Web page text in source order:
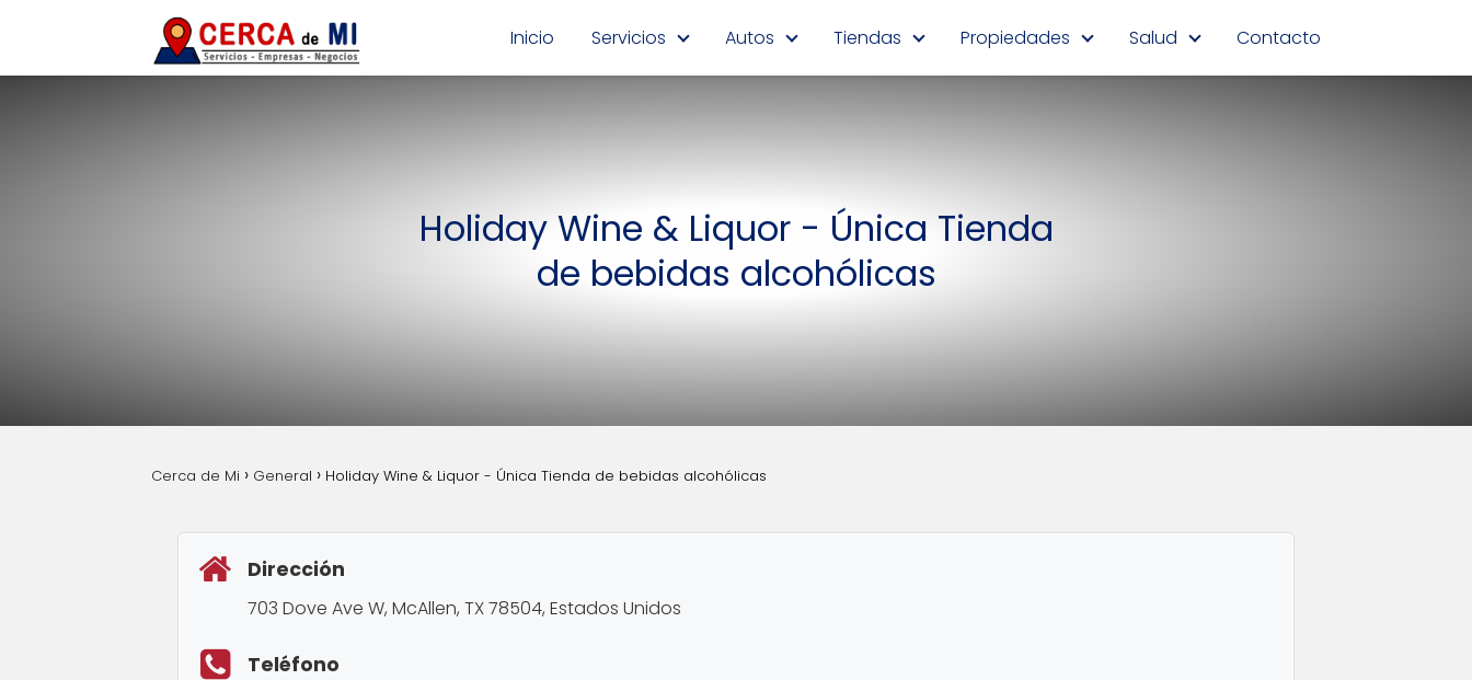
Inicio Servicios Autos Tiendas Propiedades Salud Contacto
Holiday Wine & Liquor - Única Tienda
de bebidas alcohólicas
Cerca de Mi General Holiday Wine & Liquor - Única Tienda de bebidas alcohólicas
Dirección
703 Dove Ave W, McAllen, TX 78504, Estados Unidos
Teléfono